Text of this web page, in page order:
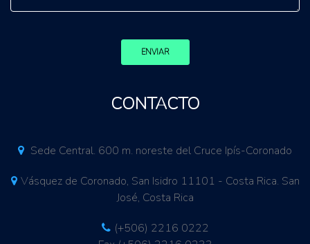
ENVIAR
CONTACTO
Sede Central. 600 m. noreste del Cruce Ipís-Coronado
Vásquez de Coronado, San Isidro 11101 - Costa Rica. San
José, Costa Rica
(+506) 2216 0222